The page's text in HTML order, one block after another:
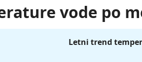
vode po
Letni trend